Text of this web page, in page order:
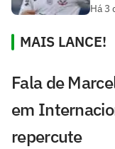
Há 3
MAIS LANCE!
Fala de
em
repercute